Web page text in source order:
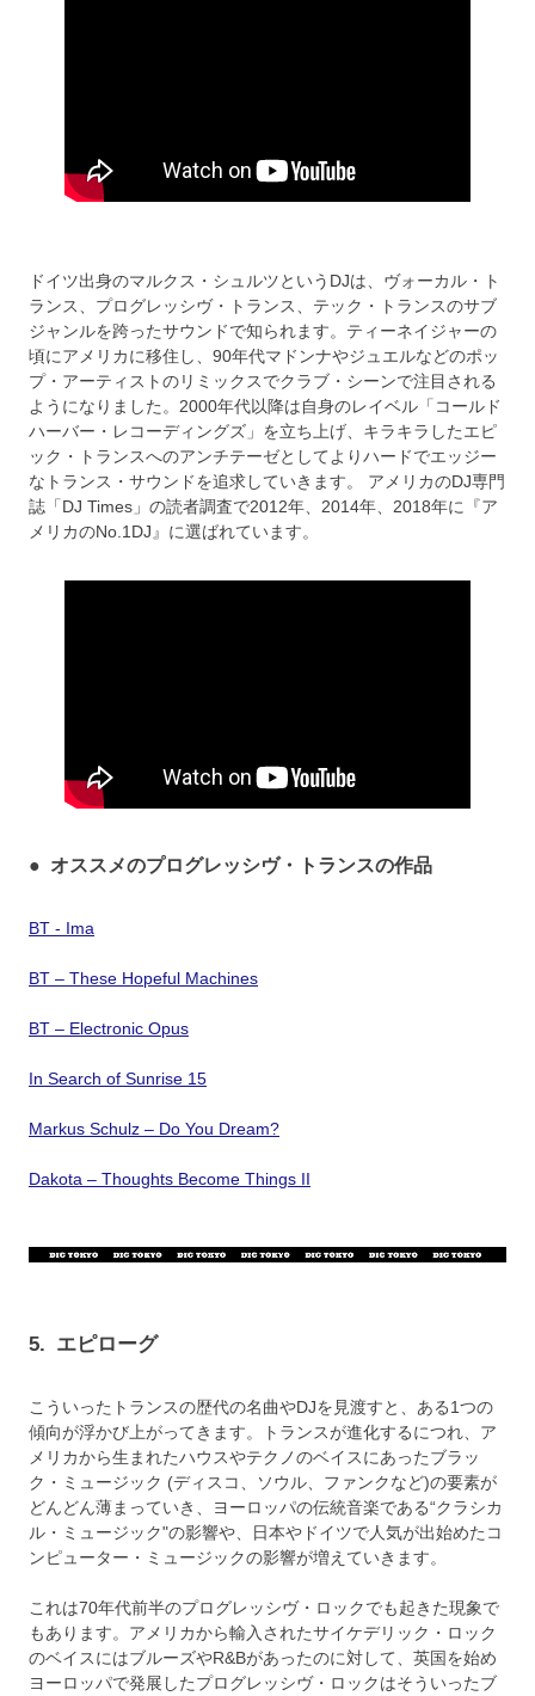
ドイツ出身のマルクス・シュルツというDJは、ヴォーカル・ト
ランス、プログレッシヴ・トランス、テック・トランスのサブ
ジャンルを跨ったサウンドで知られます。ティーネイジャーの
頃にアメリカに移住し、90年代マドンナやジュエルなどのポッ
プ・アーティストのリミックスでクラブ・シーンで注目される
ようになりました。2000年代以降は自身のレイベル「コールド
ハーバー・レコーディングズ」を立ち上げ、キラキラしたエピ
ック・トランスへのアンチテーゼとしてよりハードでエッジー
なトランス・サウンドを追求していきます。 アメリカのDJ専門
誌「DJ Times」の読者調査で2012年、2014年、2018年に『ア
メリカのNo.1DJ』に選ばれています。
● オススメのプログレッシヴ・トランスの作品
BT - Ima
BT – These Hopeful Machines
BT – Electronic Opus
In Search of Sunrise 15
Markus Schulz – Do You Dream?
Dakota – Thoughts Become Things II
5. エピローグ
こういったトランスの歴代の名曲やDJを見渡すと、ある1つの
傾向が浮かび上がってきます。トランスが進化するにつれ、ア
メリカから生まれたハウスやテクノのベイスにあったブラッ
ク・ミュージック (ディスコ、ソウル、ファンクなど)の要素が
どんどん薄まっていき、ヨーロッパの伝統音楽である“クラシカ
ル・ミュージック"の影響や、日本やドイツで人気が出始めたコ
ンピューター・ミュージックの影響が増えていきます。
これは70年代前半のプログレッシヴ・ロックでも起きた現象で
もあります。アメリカから輸入されたサイケデリック・ロック
のベイスにはブルーズやR&Bがあったのに対して、英国を始め
ヨーロッパで発展したプログレッシヴ・ロックはそういったブ